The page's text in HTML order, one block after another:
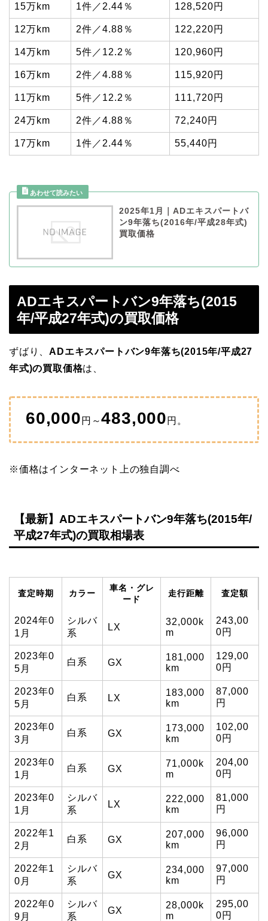
15万km 1件／2.44％ 128,520円
12万km 2件／4.88％ 122,220円
14万km 5件／12.2％ 120,960円
16万km 2件／4.88％ 115,920円
11万km 5件／12.2％ 111,720円
24万km 2件／4.88％ 72,240円
17万km 1件／2.44％ 55,440円
2025年1月｜ADエキスパートバ
ン9年落ち(2016年/平成28年式)
買取価格
ADエキスパートバン9年落ち(2015
年/平成27年式)の買取価格
ずばり、ADエキスパートバン9年落ち(2015年/平成27
年式)の買取価格は、
60,000 円～483,000 円。
※価格はインターネット上の独自調べ
【最新】ADエキスパートバン9年落ち(2015年/
平成27年式)の買取相場表
査定時期 カラー
車名・グレ
ード
走行距離 査定額
2024年0
1月
シルバ
系
LX
32,000k
m
243,00
0円
2023年0
5月
白系 GX
181,000
km
129,00
0円
2023年0
5月
白系 LX
183,000
km
87,000
円
2023年0
3月
白系 GX
173,000
km
102,00
0円
2023年0
1月
白系 GX
71,000k
m
204,00
0円
2023年0
1月
シルバ
系
LX
222,000
km
81,000
円
2022年1
2月
白系 GX
207,000
km
96,000
円
2022年1
0月
シルバ
系
GX
234,000
km
97,000
円
2022年0
9月
シルバ
系
GX
28,000k
m
295,00
0円